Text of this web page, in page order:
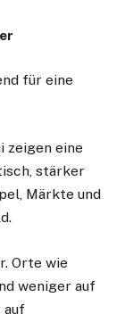
für eine
zeigen eine
stärker
Märkte und
Orte wie
weniger auf
auf